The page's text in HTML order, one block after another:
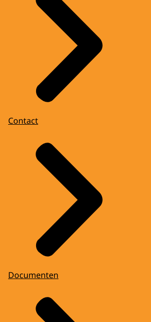
Contact
Documenten